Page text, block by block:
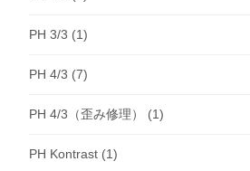
PH 3/3 (1)
PH 4/3 (7)
PH 4/3（歪み修理） (1)
PH Kontrast (1)